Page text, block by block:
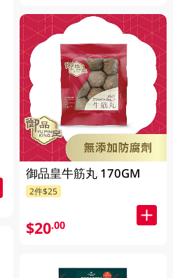
御品皇牛筋丸 170GM
2件$25
$20.00